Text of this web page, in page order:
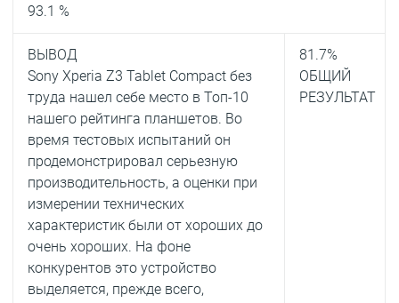
93.1 %
ВЫВОД
Sony Xperia Z3 Tablet Compact без
труда нашел себе место в Топ-10
нашего рейтинга планшетов. Во
время тестовых испытаний он
продемонстрировал серьезную
производительность, а оценки при
измерении технических
характеристик были от хороших до
очень хороших. На фоне
конкурентов это устройство
выделяется, прежде всего,
81.7%
ОБЩИЙ
РЕЗУЛЬТАТ